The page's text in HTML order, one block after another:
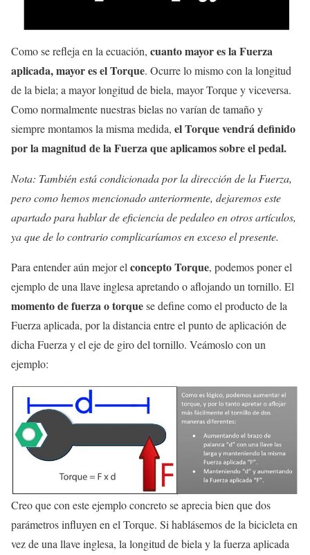
Como se refleja en la ecuación, cuanto mayor es la Fuerza
aplicada, mayor es el Torque. Ocurre lo mismo con la longitud
de la biela; a mayor longitud de biela, mayor Torque y viceversa.
Como normalmente nuestras bielas no varían de tamaño y
siempre montamos la misma medida, el Torque vendrá definido
por la magnitud de la Fuerza que aplicamos sobre el pedal.
Nota: También está condicionada por la dirección de la Fuerza,
pero como hemos mencionado anteriormente, dejaremos este
apartado para hablar de eficiencia de pedaleo en otros artículos,
ya que de lo contrario complicaríamos en exceso el presente.
Para entender aún mejor el concepto Torque, podemos poner el
ejemplo de una llave inglesa apretando o aflojando un tornillo. El
momento de fuerza o torquese define como el producto de la
Fuerza aplicada, por la distancia entre el punto de aplicación de
dicha Fuerza y el eje de giro del tornillo. Veámoslo con un
ejemplo:
Creo que con este ejemplo concreto se aprecia bien que dos
parámetros influyen en el Torque. Si hablásemos de la bicicleta en
vez de una llave inglesa, la longitud de biela y la fuerza aplicada